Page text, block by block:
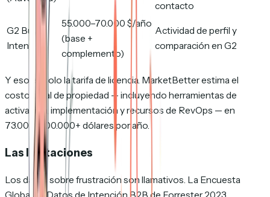
contacto
G2 Buyer
Intent
55.000–70.000 $/año
(base +
complemento)
Actividad de perfil y
comparación en G2
Y eso es solo la tarifa de licencia. MarketBetter estima el
costo total de propiedad — incluyendo herramientas de
activación, implementación y recursos de RevOps — en
73.000–200.000+ dólares por año.
Las limitaciones
Los datos sobre frustración son llamativos. La Encuesta